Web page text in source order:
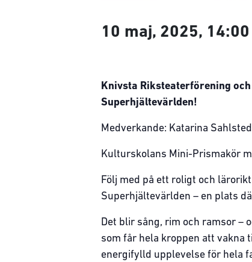
10 maj, 2025, 14:00
Knivsta Riksteaterförening
Superhjältevärlden!
Medverkande: Katarina
Kulturskolans Mini-Prismakör
Följ med på ett roligt och
Superhjältevärlden – en plats
Det blir sång, rim och ramsor –
som får hela kroppen att vakna
energifylld upplevelse för hela